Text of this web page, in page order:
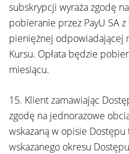
subskrypcji wyraża zgodę
pobieranie przez PayU SA
pieniężnej odpowiadającej
Kursu. Opłata będzie
miesiącu.
15. Klient zamawiając
zgodę na jednorazowe
wskazaną w opisie Dostępu
wskazanego okresu